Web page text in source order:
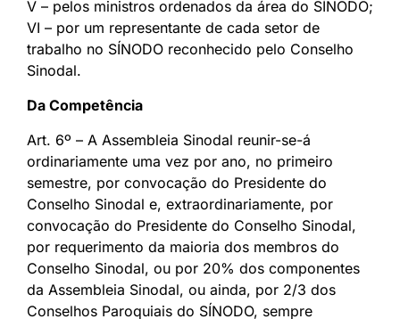
V – pelos ministros ordenados da área do SÍNODO;
VI – por um representante de cada setor de
trabalho no SÍNODO reconhecido pelo Conselho
Sinodal.
Da Competência
Art. 6º – A Assembleia Sinodal reunir-se-á
ordinariamente uma vez por ano, no primeiro
semestre, por convocação do Presidente do
Conselho Sinodal e, extraordinariamente, por
convocação do Presidente do Conselho Sinodal,
por requerimento da maioria dos membros do
Conselho Sinodal, ou por 20% dos componentes
da Assembleia Sinodal, ou ainda, por 2/3 dos
Conselhos Paroquiais do SÍNODO, sempre